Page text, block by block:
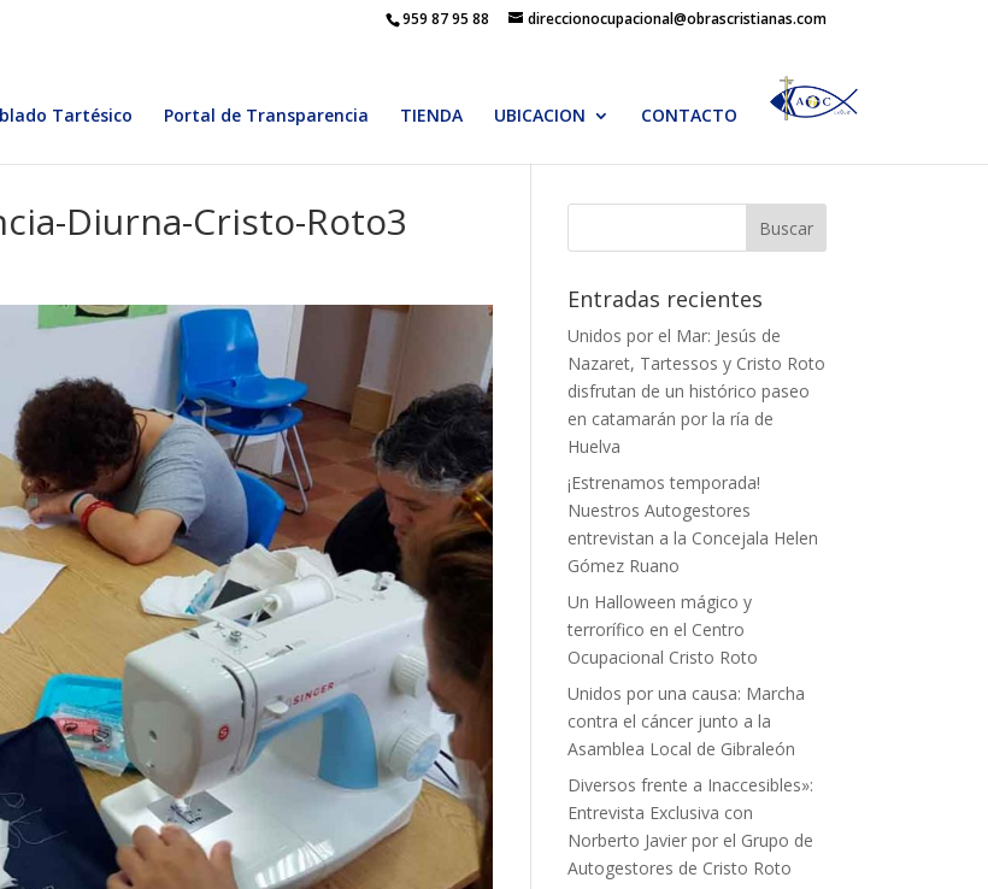
959 87 95 88 direccionocupacional@obrascristianas.com
Tartésico Portal de Transparencia TIENDA UBICACION CONTACTO
Diurna-Cristo-Roto3
Entradas recientes
Unidos por el Mar: Jesús de
Nazaret, Tartessos y Cristo Roto
disfrutan de un histórico paseo
en catamarán por la ría de
Huelva
¡Estrenamos temporada!
Nuestros Autogestores
entrevistan a la Concejala Helen
Gómez Ruano
Un Halloween mágico y
terrorífico en el Centro
Ocupacional Cristo Roto
Unidos por una causa: Marcha
contra el cáncer junto a la
Asamblea Local de Gibraleón
Diversos frente a Inaccesibles»:
Entrevista Exclusiva con
Norberto Javier por el Grupo de
Autogestores de Cristo Roto